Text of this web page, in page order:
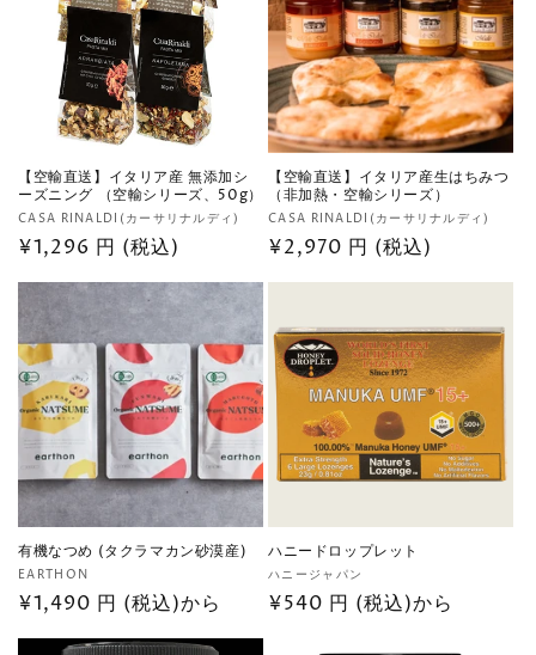
【空輸直送】イタリア産 無添加シ
ーズニング （空輸シリーズ、50g）
販
売
CASA RINALDI(カーサリナルディ)
通
常
価
格
¥1,296 円 (税込)
【空輸直送】イタリア産生はちみつ
（非加熱・空輸シリーズ）
販
売
CASA RINALDI(カーサリナルディ)
通
常
格
¥2,970 円 (税込)
有機なつめ (タクラマカン砂漠産)
販
売
EARTHON
通
常
¥1,490 円 (税込)から
ハニードロップレット
販
売
ハニージャパン
通
¥540 円 (税込)から